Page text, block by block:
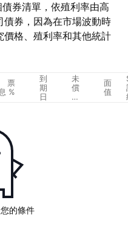
券清單，依殖利率由高
券，因為在市場波動時
格、殖利率和其他統計
票
%
到
期
日
未
償
金
面
值
的條件